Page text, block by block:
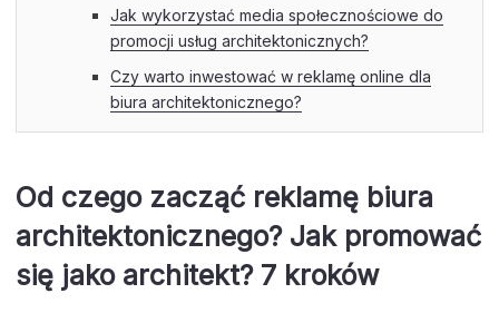
Jak wykorzystać media społecznościowe do
promocji usług architektonicznych?
Czy warto inwestować w reklamę online dla
biura architektonicznego?
Od czego zacząć reklamę biura
architektonicznego? Jak promować
się jako architekt? 7 kroków